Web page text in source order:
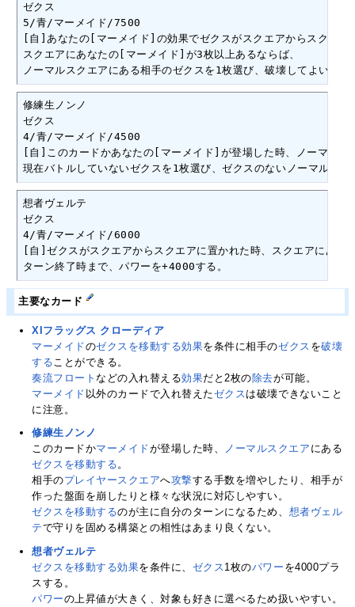
ゼクス
5/青/マーメイド/7500
[自]あなたの[マーメイド]の効果でゼクスがスクエアからスクエア
スクエアにあなたの[マーメイド]が3枚以上あるならば、
ノーマルスクエアにある相手のゼクスを1枚選び、破壊してよい。
修練生ノンノ
ゼクス
4/青/マーメイド/4500
[自]このカードかあなたの[マーメイド]が登場した時、ノーマルス
現在バトルしていないゼクスを1枚選び、ゼクスのないノーマルスク
想者ヴェルテ
ゼクス
4/青/マーメイド/6000
[自]ゼクスがスクエアからスクエアに置かれた時、スクエアにある
ターン終了時まで、パワーを+4000する。
主要なカード
XIフラッグス クローディア
マーメイドのゼクスを移動する効果を条件に相手のゼクス を破壊
することができる。
奏流フロートなどの入れ替える効果だと2枚の除去が可能。
マーメイド 以外のカードで入れ替えたゼクスは破壊できないこと
に注意。
修練生ノンノ
このカードかマーメイドが登場した時、 ノーマルスクエア にある
ゼクスを移動する。
相手のプレイヤースクエアへ攻撃する手数を増やしたり、相手が
作った盤面を崩したりと様々な状況に対応しやすい。
ゼクスを移動するのが主に自分のターンになるため、 想者ヴェル
テで守りを固める構築との相性はあまり良くない。
想者ヴェルテ
ゼクスを移動する効果を条件に、 ゼクス 1枚のパワー を4000プラ
スする。
パワーの上昇値が大きく、対象も好きに選べるため扱いやすい。